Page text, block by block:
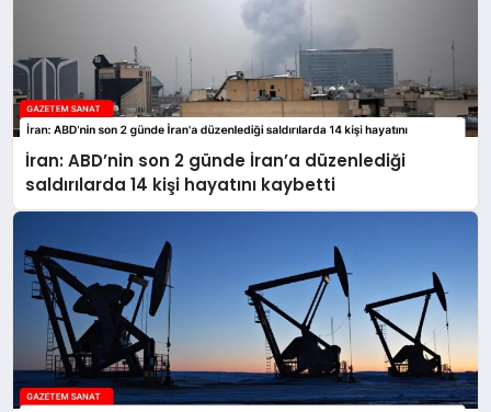
İran: ABD’nin son 2 günde İran’a düzenlediği
saldırılarda 14 kişi hayatını kaybetti